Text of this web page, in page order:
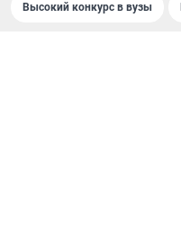
Высокий конкурс в вузы